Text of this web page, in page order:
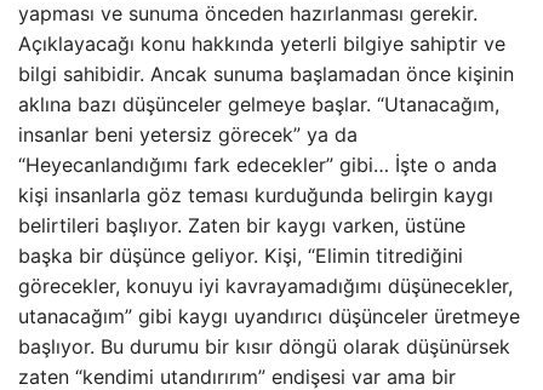
yapması ve sunuma önceden hazırlanması gerekir.
Açıklayacağı konu hakkında yeterli bilgiye sahiptir ve
bilgi sahibidir. Ancak sunuma başlamadan önce kişinin
aklına bazı düşünceler gelmeye başlar. “Utanacağım,
insanlar beni yetersiz görecek” ya da
“Heyecanlandığımı fark edecekler” gibi… İşte o anda
kişi insanlarla göz teması kurduğunda belirgin kaygı
belirtileri başlıyor. Zaten bir kaygı varken, üstüne
başka bir düşünce geliyor. Kişi, “Elimin titrediğini
görecekler, konuyu iyi kavrayamadığımı düşünecekler,
utanacağım” gibi kaygı uyandırıcı düşünceler üretmeye
başlıyor. Bu durumu bir kısır döngü olarak düşünürsek
zaten “kendimi utandırırım” endişesi var ama bir